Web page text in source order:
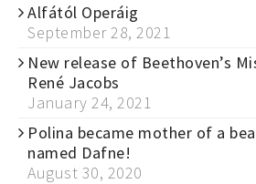
Alfától Operáig
September 28, 2021
New release of Beethoven’s
René Jacobs
January 24, 2021
Polina became mother of a
named Dafne!
August 30, 2020